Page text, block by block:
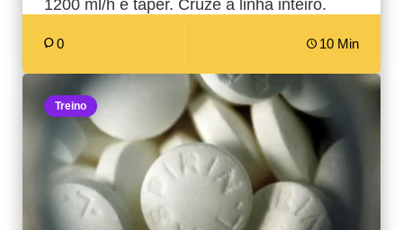
1200 ml/h e taper. Cruze a linha inteiro.
0 10 Min
Treino